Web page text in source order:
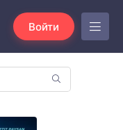
Войти